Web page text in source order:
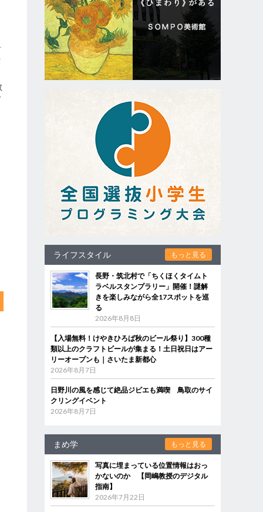
ライフスタイル もっと見る
長野・筑北村で「ちくほくタイムト
ラベルスタンプラリー」開催！謎解
きを楽しみながら全17スポットを巡
る
2026年8月8日
【入場無料！けやきひろば秋のビール祭り】300種
類以上のクラフトビールが集まる！土日祝日はアー
リーオープンも｜さいたま新都心
2026年8月7日
日野川の風を感じて絶品ジビエも満喫 鳥取のサイ
クリングイベント
2026年8月7日
まめ学 もっと見る
写真に埋まっている位置情報はおっ
かないのか 【岡嶋教授のデジタル
指南】
2026年7月22日